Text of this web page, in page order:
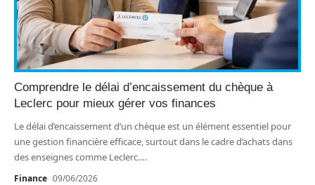
Comprendre le délai d’encaissement du chèque à
Leclerc pour mieux gérer vos finances
Le délai d’encaissement d’un chèque est un élément essentiel pour
une gestion financière efficace, surtout dans le cadre d’achats dans
des enseignes comme Leclerc.…
Finance 09/06/2026